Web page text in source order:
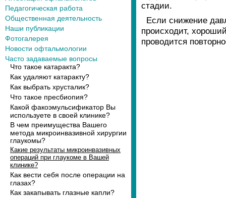
Педагогическая работа
Общественная деятельность
Наши публикации
Фотогалерея
Новости офтальмологии
Часто задаваемые вопросы
Что такое катаракта?
Как удаляют катаракту?
Как выбрать хрусталик?
Что такое пресбиопия?
Какой факоэмульсификатор Вы
используете в своей клинике?
В чем преимущества Вашего
метода микроинвазивной хирургии
глаукомы?
Какие результаты микроинвазивных
операций при глаукоме в Вашей
клинике?
Как вести себя после операции на
глазах?
Как закапывать глазные капли?
стадии.
Если снижение
происходит,
проводится